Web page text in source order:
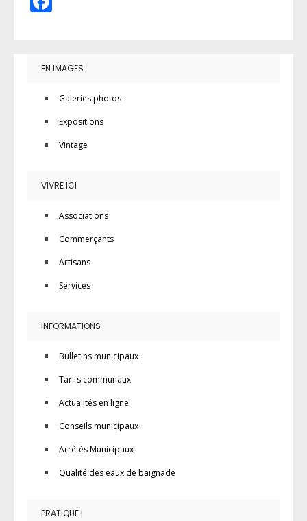
EN IMAGES
Galeries photos
Expositions
Vintage
VIVRE ICI
Associations
Commerçants
Artisans
Services
INFORMATIONS
Bulletins municipaux
Tarifs communaux
Actualités en ligne
Conseils municipaux
Arrêtés Municipaux
Qualité des eaux de baignade
PRATIQUE !